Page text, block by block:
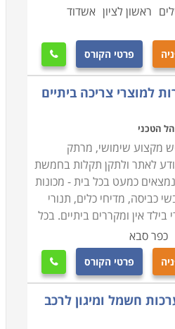
ראשון לציון אשדוד
פרטי הקורס 
למוצרי צריכה ביתיים
הטכני
מקצוע שימושי, מרתק
לאתר ולתקן תקלות בחמשת
כמעט בכל בית - מכונות
כביסה, מדיחי כלים, תנורי
בילד אין ומקררים ביתיים. בכל
כפר סבא
פרטי הקורס 
חשמל ומיגון לרכב